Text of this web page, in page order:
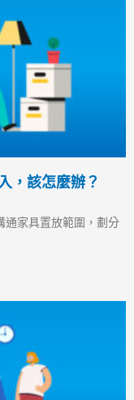
，該怎麼辦？
通家具置放範圍，劃分